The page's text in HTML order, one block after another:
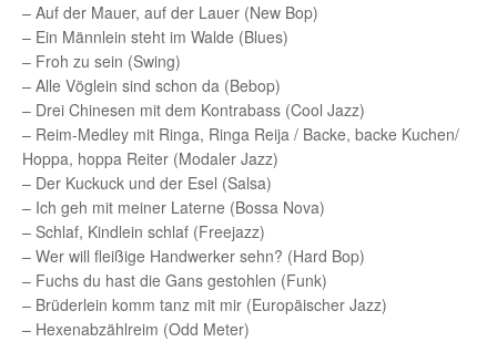
– Auf der Mauer, auf der Lauer (New Bop)
– Ein Männlein steht im Walde (Blues)
– Froh zu sein (Swing)
– Alle Vöglein sind schon da (Bebop)
– Drei Chinesen mit dem Kontrabass (Cool Jazz)
– Reim-Medley mit Ringa, Ringa Reija / Backe, backe Kuchen/
Hoppa, hoppa Reiter (Modaler Jazz)
– Der Kuckuck und der Esel (Salsa)
– Ich geh mit meiner Laterne (Bossa Nova)
– Schlaf, Kindlein schlaf (Freejazz)
– Wer will fleißige Handwerker sehn? (Hard Bop)
– Fuchs du hast die Gans gestohlen (Funk)
– Brüderlein komm tanz mit mir (Europäischer Jazz)
– Hexenabzählreim (Odd Meter)